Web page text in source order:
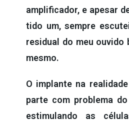
amplificador, e apesar
tido um, sempre
residual do meu ouvido
mesmo.
O implante na
parte com problema
estimulando as